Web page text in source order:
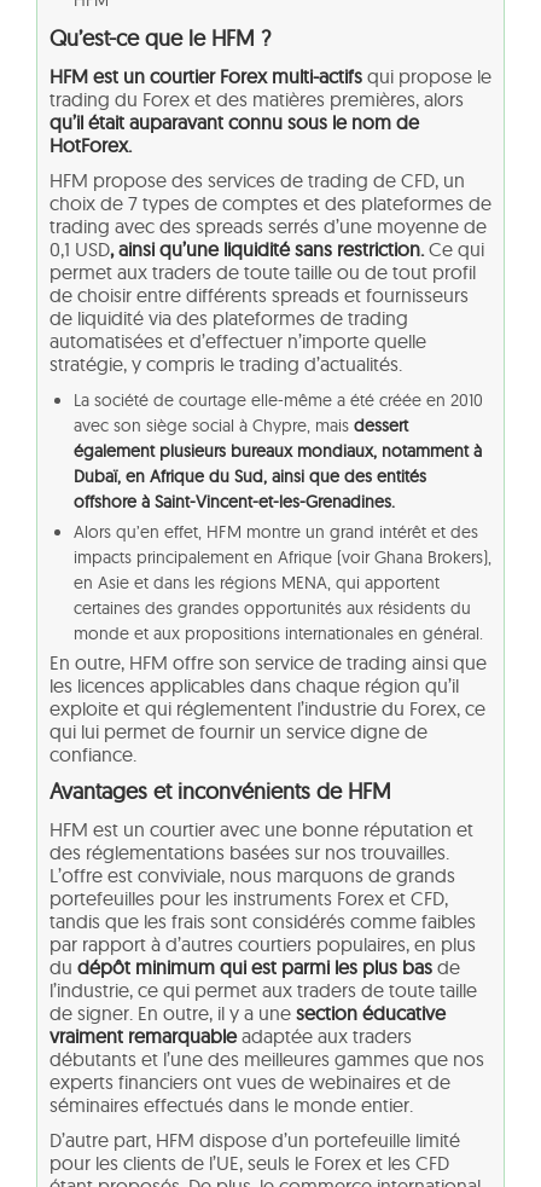
Qu’est-ce que le HFM ?
HFM est un courtier Forex multi-actifs qui propose le
trading du Forex et des matières premières, alors
qu’il était auparavant connu sous le nom de
HotForex.
HFM propose des services de trading de CFD, un
choix de 7 types de comptes et des plateformes de
trading avec des spreads serrés d’une moyenne de
0,1 USD, ainsi qu’une liquidité sans restriction. Ce qui
permet aux traders de toute taille ou de tout profil
de choisir entre différents spreads et fournisseurs
de liquidité via des plateformes de trading
automatisées et d’effectuer n’importe quelle
stratégie, y compris le trading d’actualités.
La société de courtage elle-même a été créée en 2010
avec son siège social à Chypre, mais dessert
également plusieurs bureaux mondiaux, notamment à
Dubaï, en Afrique du Sud, ainsi que des entités
offshore à Saint-Vincent-et-les-Grenadines.
Alors qu’en effet, HFM montre un grand intérêt et des
impacts principalement en Afrique (voir Ghana Brokers),
en Asie et dans les régions MENA, qui apportent
certaines des grandes opportunités aux résidents du
monde et aux propositions internationales en général.
En outre, HFM offre son service de trading ainsi que
les licences applicables dans chaque région qu’il
exploite et qui réglementent l’industrie du Forex, ce
qui lui permet de fournir un service digne de
confiance.
Avantages et inconvénients de HFM
HFM est un courtier avec une bonne réputation et
des réglementations basées sur nos trouvailles.
L’offre est conviviale, nous marquons de grands
portefeuilles pour les instruments Forex et CFD,
tandis que les frais sont considérés comme faibles
par rapport à d’autres courtiers populaires, en plus
du dépôt minimum qui est parmi les plus bas de
l’industrie, ce qui permet aux traders de toute taille
de signer. En outre, il y a une section éducative
vraiment remarquableadaptée aux traders
débutants et l’une des meilleures gammes que nos
experts financiers ont vues de webinaires et de
séminaires effectués dans le monde entier.
D’autre part, HFM dispose d’un portefeuille limité
pour les clients de l’UE, seuls le Forex et les CFD